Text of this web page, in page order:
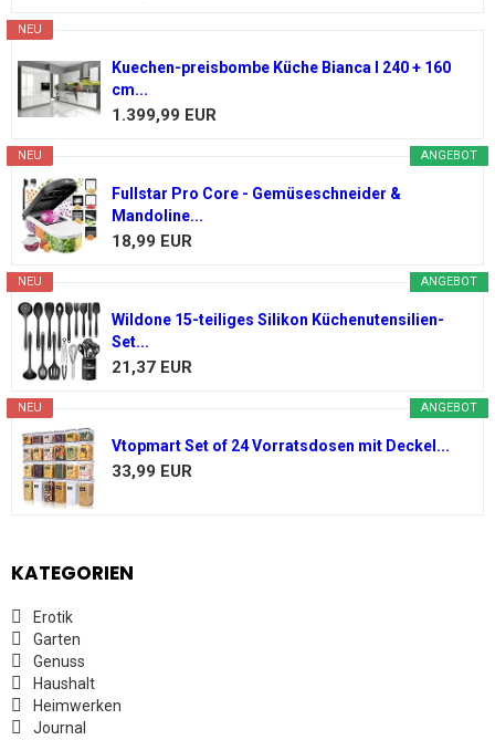
NEU
Kuechen-preisbombe Küche Bianca I 240 + 160
cm...
1.399,99 EUR
ANGEBOT
NEU
Fullstar Pro Core - Gemüseschneider &
Mandoline...
18,99 EUR
ANGEBOT
NEU
Wildone 15-teiliges Silikon Küchenutensilien-
Set...
21,37 EUR
ANGEBOT
NEU
Vtopmart Set of 24 Vorratsdosen mit Deckel...
33,99 EUR
KATEGORIEN
Erotik
Garten
Genuss
Haushalt
Heimwerken
Journal